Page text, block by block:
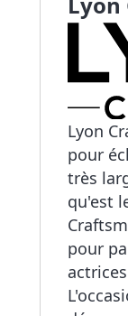
Lyon
pour
très
qu'est
pour